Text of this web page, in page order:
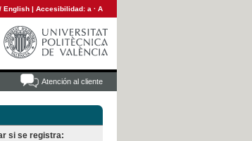
/ English | Accesibilidad: a · A
Atención al cliente
si se registra: